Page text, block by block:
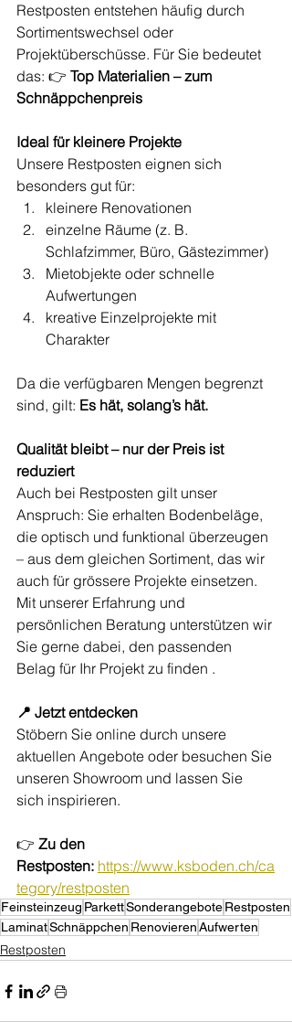
Restposten entstehen häufig durch
Sortimentswechsel oder
Projektüberschüsse. Für Sie bedeutet
das: 👉 Top Materialien – zum
Schnäppchenpreis
Ideal für kleinere Projekte
Unsere Restposten eignen sich
besonders gut für:
kleinere Renovationen
einzelne Räume (z. B.
Schlafzimmer, Büro, Gästezimmer)
Mietobjekte oder schnelle
Aufwertungen
kreative Einzelprojekte mit
Charakter
Da die verfügbaren Mengen begrenzt
sind, gilt: Es hät, solang’s hät.
Qualität bleibt – nur der Preis ist
reduziert
Auch bei Restposten gilt unser
Anspruch: Sie erhalten Bodenbeläge,
die optisch und funktional überzeugen
– aus dem gleichen Sortiment, das wir
auch für grössere Projekte einsetzen.
Mit unserer Erfahrung und
persönlichen Beratung unterstützen wir
Sie gerne dabei, den passenden
Belag für Ihr Projekt zu finden .
📍 Jetzt entdecken
Stöbern Sie online durch unsere
aktuellen Angebote oder besuchen Sie
unseren Showroom und lassen Sie
sich inspirieren.
👉 Zu den
Restposten: https://www.ksboden.ch/ca
tegory/restposten
Feinsteinzeug ParkettSonderangeboteRestposten
LaminatSchnäppchen RenovierenAufwerten
Restposten